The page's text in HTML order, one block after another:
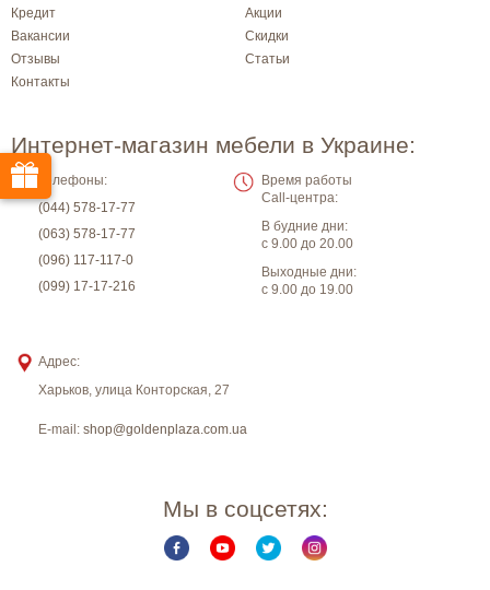
Кредит
Акции
Вакансии
Скидки
Отзывы
Статьи
Контакты
Интернет-магазин мебели в Украине:
Телефоны:
(044) 578-17-77
(063) 578-17-77
(096) 117-117-0
(099) 17-17-216
Время работы
Call-центра:
В будние дни:
с 9.00 до 20.00
Выходные дни:
с 9.00 до 19.00
Адрес:
Харьков, улица Конторская, 27
E-mail: shop@goldenplaza.com.ua
Мы в соцсетях: